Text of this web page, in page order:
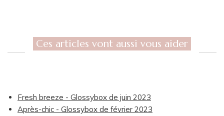
Ces articles vont aussi vous aider
Fresh breeze - Glossybox de juin 2023
Après-chic - Glossybox de février 2023